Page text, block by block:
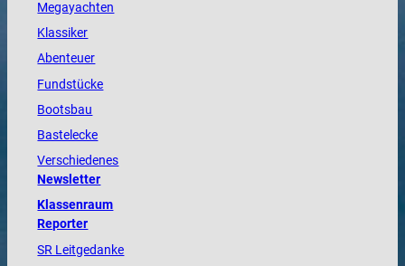
Megayachten
Klassiker
Abenteuer
Fundstücke
Bootsbau
Bastelecke
Verschiedenes
Newsletter
Klassenraum
Reporter
SR Leitgedanke